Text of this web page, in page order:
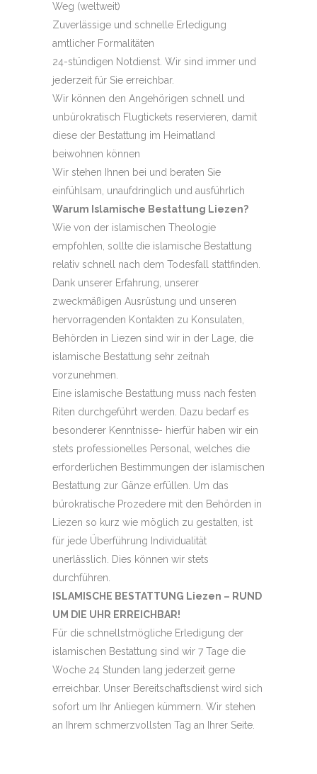
Weg (weltweit)
Zuverlässige und schnelle Erledigung
amtlicher Formalitäten
24-stündigen Notdienst. Wir sind immer und
jederzeit für Sie erreichbar.
Wir können den Angehörigen schnell und
unbürokratisch Flugtickets reservieren, damit
diese der Bestattung im Heimatland
beiwohnen können
Wir stehen Ihnen bei und beraten Sie
einfühlsam, unaufdringlich und ausführlich
Warum Islamische Bestattung Liezen?
Wie von der islamischen Theologie
empfohlen, sollte die islamische Bestattung
relativ schnell nach dem Todesfall stattfinden.
Dank unserer Erfahrung, unserer
zweckmäßigen Ausrüstung und unseren
hervorragenden Kontakten zu Konsulaten,
Behörden in Liezen sind wir in der Lage, die
islamische Bestattung sehr zeitnah
vorzunehmen.
Eine islamische Bestattung muss nach festen
Riten durchgeführt werden. Dazu bedarf es
besonderer Kenntnisse- hierfür haben wir ein
stets professionelles Personal, welches die
erforderlichen Bestimmungen der islamischen
Bestattung zur Gänze erfüllen. Um das
bürokratische Prozedere mit den Behörden in
Liezen so kurz wie möglich zu gestalten, ist
für jede Überführung Individualität
unerlässlich. Dies können wir stets
durchführen.
ISLAMISCHE BESTATTUNG Liezen – RUND
UM DIE UHR ERREICHBAR!
Für die schnellstmögliche Erledigung der
islamischen Bestattung sind wir 7 Tage die
Woche 24 Stunden lang jederzeit gerne
erreichbar. Unser Bereitschaftsdienst wird sich
sofort um Ihr Anliegen kümmern. Wir stehen
an Ihrem schmerzvollsten Tag an Ihrer Seite.